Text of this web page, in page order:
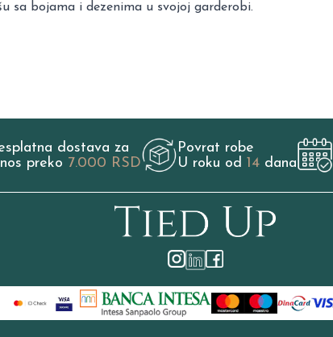
sa bojama i dezenima u svojoj garderobi.
dostava za
preko 7.000 RSD
Povrat robe
U roku od 14 dana